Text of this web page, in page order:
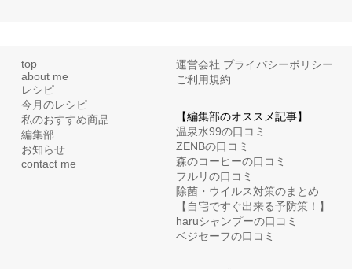
top
about me
レシピ
今月のレシピ
私のおすすめ商品
編集部
お知らせ
contact me
運営会社 プライバシーポリシー
ご利用規約
【編集部のオススメ記事】
温泉水99の口コミ
ZENBの口コミ
森のコーヒーの口コミ
フルリの口コミ
除菌・ウイルス対策のまとめ
【自宅ですぐ出来る予防策！】
haruシャンプーの口コミ
ベジセーフの口コミ